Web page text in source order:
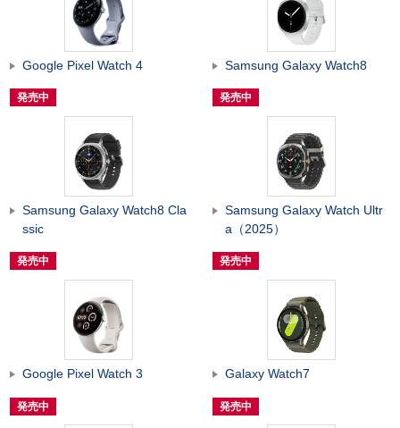
Google Pixel Watch 4
発売中
Samsung Galaxy Watch8
発売中
Samsung Galaxy Watch8 Cla
ssic
発売中
Samsung Galaxy Watch Ultr
a（2025）
発売中
Google Pixel Watch 3
発売中
Galaxy Watch7
発売中